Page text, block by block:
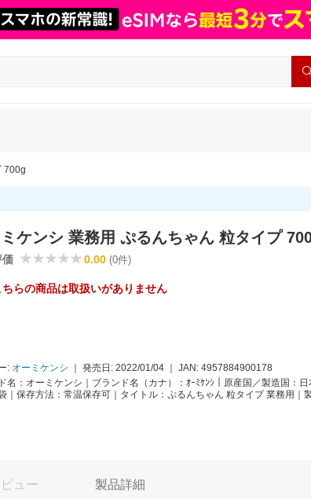
700g
ケンシ 業務用 ぷるんちゃん 粒タイプ
価 0.00 (0件)
らの商品は取扱いがありません
: オーミケンシ ｜ 発売日: 2022/01/04 ｜ JAN: 4957884900178
名：オーミケンシ｜ブランド名（カナ）：ｵｰﾐｹﾝｼ｜原産国／製造国
｜保存方法：常温保存可｜タイトル：ぷるんちゃん 粒タイプ 業務用｜
ュー 製品詳細